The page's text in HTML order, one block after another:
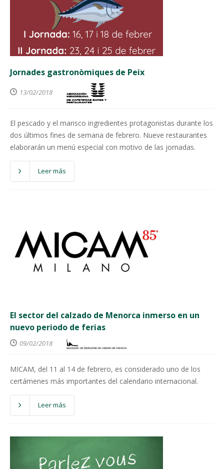
Jornades gastronòmiques de Peix
13/02/2018
El pescado y el marisco ingredientes protagonistas durante los
dos últimos fines de semana de febrero. Nueve restaurantes
elaborarán un menú especial con motivo de las jornadas.
Leer más
El sector del calzado de Menorca inmerso en un
nuevo periodo de ferias
09/02/2018
MICAM, del 11 al 14 de febrero, es considerado uno de los
certámenes más importantes del calendario internacional.
Leer más